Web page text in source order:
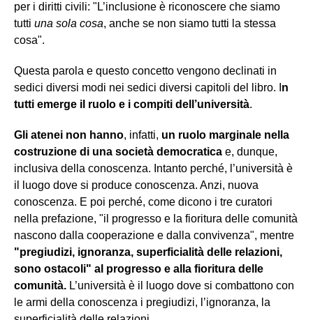
per i diritti civili: "L’inclusione è riconoscere che siamo
tutti una sola cosa, anche se non siamo tutti la stessa
cosa".
Questa parola e questo concetto vengono declinati in
sedici diversi modi nei sedici diversi capitoli del libro. I n
tutti emerge il ruolo e i compiti dell’università.
Gli atenei non hanno, infatti, un ruolo marginale nella
costruzione di una società democratica e, dunque,
inclusiva della conoscenza. Intanto perché, l’università è
il luogo dove si produce conoscenza. Anzi, nuova
conoscenza. E poi perché, come dicono i tre curatori
nella prefazione, "il progresso e la fioritura delle comunità
nascono dalla cooperazione e dalla convivenza", mentre
"pregiudizi, ignoranza, superficialità delle relazioni,
sono ostacoli" al progresso e alla fioritura delle
comunità. L’università è il luogo dove si combattono con
le armi della conoscenza i pregiudizi, l’ignoranza, la